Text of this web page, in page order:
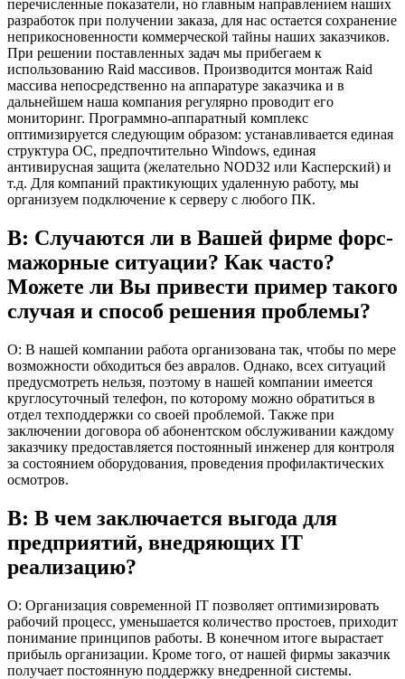
перечисленные показатели, но главным направлением наших
разработок при получении заказа, для нас остается сохранение
неприкосновенности коммерческой тайны наших заказчиков.
При решении поставленных задач мы прибегаем к
использованию Raid массивов. Производится монтаж Raid
массива непосредственно на аппаратуре заказчика и в
дальнейшем наша компания регулярно проводит его
мониторинг. Программно-аппаратный комплекс
оптимизируется следующим образом: устанавливается единая
структура ОС, предпочтительно Windows, единая
антивирусная защита (желательно NOD32 или Касперский) и
т.д. Для компаний практикующих удаленную работу, мы
организуем подключение к серверу с любого ПК.
В: Случаются ли в Вашей фирме форс-
мажорные ситуации? Как часто?
Можете ли Вы привести пример такого
случая и способ решения проблемы?
О: В нашей компании работа организована так, чтобы по мере
возможности обходиться без авралов. Однако, всех ситуаций
предусмотреть нельзя, поэтому в нашей компании имеется
круглосуточный телефон, по которому можно обратиться в
отдел техподдержки со своей проблемой. Также при
заключении договора об абонентском обслуживании каждому
заказчику предоставляется постоянный инженер для контроля
за состоянием оборудования, проведения профилактических
осмотров.
В: В чем заключается выгода для
предприятий, внедряющих IT
реализацию?
О: Организация современной IT позволяет оптимизировать
рабочий процесс, уменьшается количество простоев, приходит
понимание принципов работы. В конечном итоге вырастает
прибыль организации. Кроме того, от нашей фирмы заказчик
получает постоянную поддержку внедренной системы.